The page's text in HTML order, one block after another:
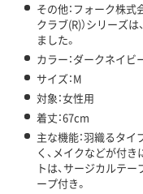
その他：フォーク株式
クラブ(R)）シリーズ
ました。
カラー：ダークネイ
サイズ：M
対象：女性用
着丈：67cm
主な機能：羽織るタ
く、メイクなどが付
トは、サージカルテ
ープ付き。